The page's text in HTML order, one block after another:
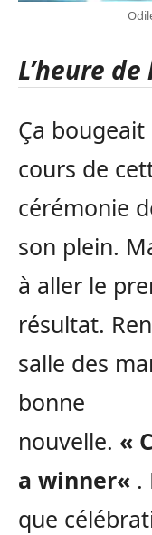
L’heure
Ça
cours de
cérémonie
son plein.
à aller le
résultat.
salle des
bonne
nouvelle. «
a winner« .
que